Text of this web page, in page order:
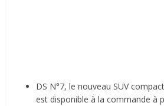
DS N°7, le nouveau SUV
est disponible à la commande à